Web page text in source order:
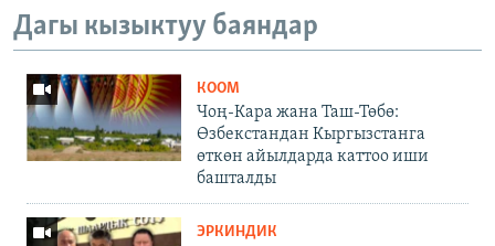
Дагы кызыктуу баяндар
КООМ
Чоң-Кара жана Таш-Төбө:
Өзбекстандан Кыргызстанга
өткөн айылдарда каттоо иши
башталды
ЭРКИНДИК